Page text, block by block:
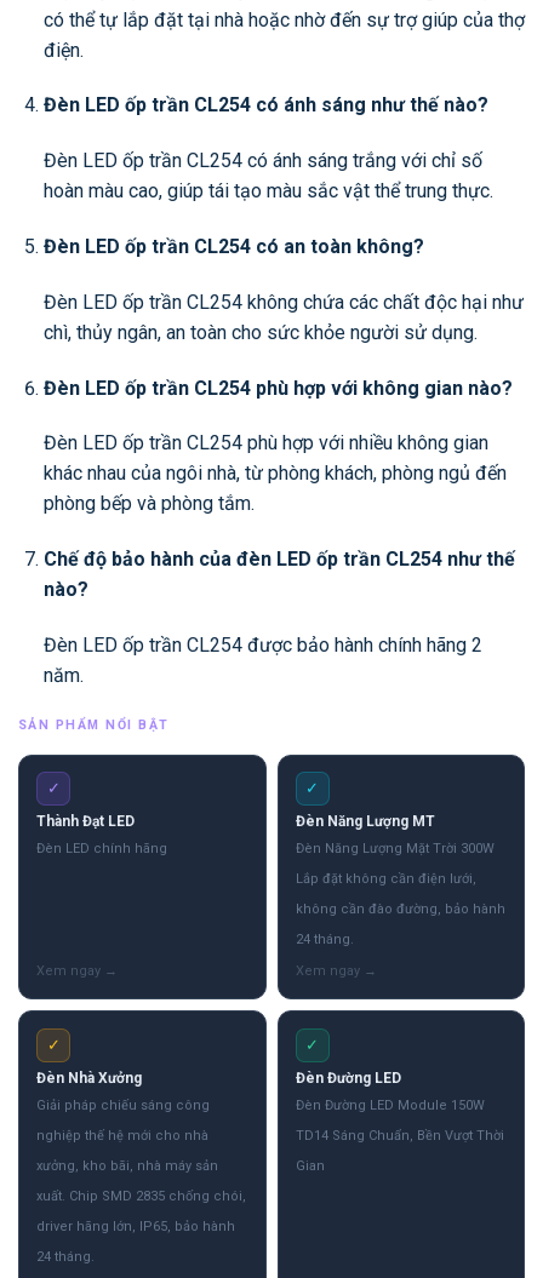
có thể tự lắp đặt tại nhà hoặc nhờ đến sự trợ giúp của thợ
điện.
Đèn LED ốp trần CL254 có ánh sáng như thế nào?
Đèn LED ốp trần CL254 có ánh sáng trắng với chỉ số
hoàn màu cao, giúp tái tạo màu sắc vật thể trung thực.
Đèn LED ốp trần CL254 có an toàn không?
Đèn LED ốp trần CL254 không chứa các chất độc hại như
chì, thủy ngân, an toàn cho sức khỏe người sử dụng.
Đèn LED ốp trần CL254 phù hợp với không gian nào?
Đèn LED ốp trần CL254 phù hợp với nhiều không gian
khác nhau của ngôi nhà, từ phòng khách, phòng ngủ đến
phòng bếp và phòng tắm.
Chế độ bảo hành của đèn LED ốp trần CL254 như thế
nào?
Đèn LED ốp trần CL254 được bảo hành chính hãng 2
năm.
SẢN PHẨM NỔI BẬT
✓
Thành Đạt LED
Đèn LED chính hãng
✓
Đèn Năng Lượng MT
Đèn Năng Lượng Mặt Trời 300W
Lắp đặt không cần điện lưới,
không cần đào đường, bảo hành
24 tháng.
✓
Đèn Nhà Xưởng
Giải pháp chiếu sáng công
nghiệp thế hệ mới cho nhà
xưởng, kho bãi, nhà máy sản
xuất. Chip SMD 2835 chống chói,
driver hãng lớn, IP65, bảo hành
24 tháng.
✓
Đèn Đường LED
Đèn Đường LED Module 150W
TD14 Sáng Chuẩn, Bền Vượt Thời
Gian